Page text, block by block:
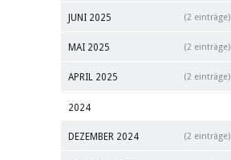
JUNI 2025 (2 einträge)
MAI 2025 (2 einträge)
APRIL 2025 (2 einträge)
2024
DEZEMBER 2024 (2 einträge)